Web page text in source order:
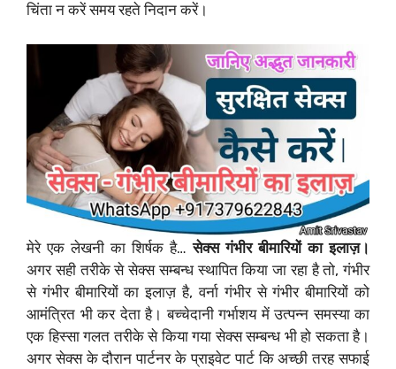
चिंता न करें समय रहते निदान करें।
मेरे एक लेखनी का शिर्षक है…सेक्स गंभीर बीमारियों का इलाज़।
अगर सही तरीके से सेक्स सम्बन्ध स्थापित किया जा रहा है तो, गंभीर
से गंभीर बीमारियों का इलाज़ है, वर्ना गंभीर से गंभीर बीमारियों को
आमंत्रित भी कर देता है। बच्चेदानी गर्भाशय में उत्पन्न समस्या का
एक हिस्सा गलत तरीके से किया गया सेक्स सम्बन्ध भी हो सकता है।
अगर सेक्स के दौरान पार्टनर के प्राइवेट पार्ट कि अच्छी तरह सफाई